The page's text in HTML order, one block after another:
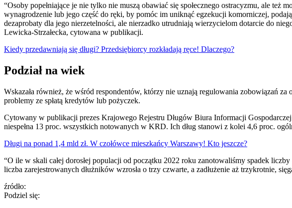
“Osoby popełniające je nie tylko nie muszą obawiać się społecznego ostracyzmu, ale
wynagrodzenie lub jego część do ręki, by pomóc im uniknąć egzekucji komorniczej,
dezaprobaty dla jego nierzetelności, ale nierzadko utrudniają wierzycielom dotarcie do
Lewicka-Strzałecka, cytowana w publikacji.
Kiedy przedawniają się długi? Przedsiębiorcy rozkładają ręce! Dlaczego?
Podział na wiek
Wskazała również, że wśród respondentów, którzy nie uznają regulowania zobowiązań
problemy ze spłatą kredytów lub pożyczek.
Cytowany w publikacji prezes Krajowego Rejestru Długów Biura Informacji
niespełna 13 proc. wszystkich notowanych w KRD. Ich dług stanowi z kolei 4,6 proc.
Długi na ponad 1,4 mld zł. W czołówce mieszkańcy Warszawy! Kto jeszcze?
“O ile w skali całej dorosłej populacji od początku 2022 roku zanotowaliśmy spadek
liczba zarejestrowanych dłużników wzrosła o trzy czwarte, a zadłużenie aż trzykrotnie,
źródło:
Podziel się: